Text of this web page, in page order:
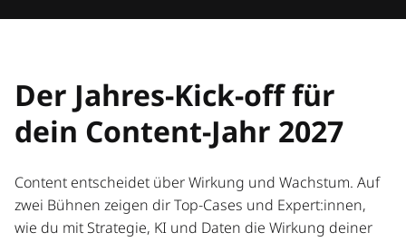
Der Jahres-Kick-off für
dein Content-Jahr 2027
Content entscheidet über Wirkung und Wachstum. Auf
zwei Bühnen zeigen dir Top-Cases und Expert:innen,
wie du mit Strategie, KI und Daten die Wirkung deiner